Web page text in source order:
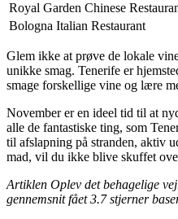
Royal Garden Chinese
Bologna Italian Restaurant
Glem ikke at prøve de lokale
unikke smag. Tenerife er
smage forskellige vine og lære
November er en ideel tid til at
alle de fantastiske ting, som
til afslapning på stranden, aktiv
mad, vil du ikke blive skuffet
Artiklen Oplev det behagelige
gennemsnit fået3.7stjerner